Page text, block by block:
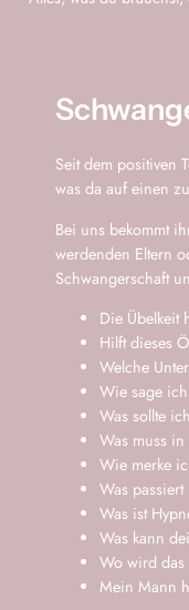
Seit dem positiven
was da auf einen
Bei uns bekommt
werdenden Eltern
Schwangerschaft
Die Übelkeit
Hilft dieses
Welche
Wie sage
Was sollte
Was muss
Wie merke
Was
Was ist
Was kann
Wo wird das
Mein Mann